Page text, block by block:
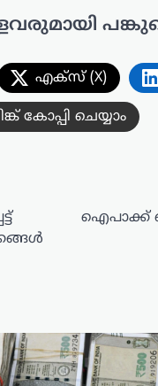
എക്സ് (X)
കോപ്പി ചെയ്യാം
ഐപാക്ക്